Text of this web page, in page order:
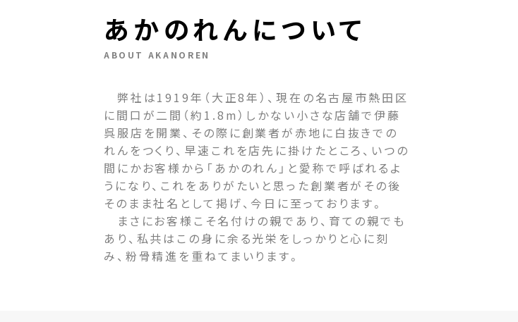
あかのれんについて
ABOUT AKANOREN
弊社は1919年（大正8年）、現在の名古屋市熱田区
に間口が二間（約1.8m）しかない小さな店舗で伊藤
呉服店を開業、その際に創業者が赤地に白抜きでの
れんをつくり、早速これを店先に掛けたところ、いつの
間にかお客様から「あかのれん」と愛称で呼ばれるよ
うになり、これをありがたいと思った創業者がその後
そのまま社名として掲げ、今日に至っております。
まさにお客様こそ名付けの親であり、育ての親でも
あり、私共はこの身に余る光栄をしっかりと心に刻
み、粉骨精進を重ねてまいります。